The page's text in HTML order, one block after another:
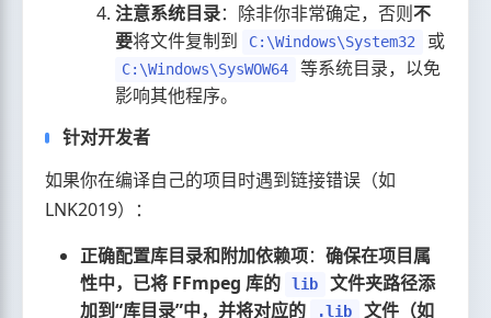
注意系统目录：除非你非常确定，否则不
要将文件复制到 C:\Windows\System32 或
C:\Windows\SysWOW64
等系统目录，以免
影响其他程序。
针对开发者
如果你在编译自己的项目时遇到链接错误（如
LNK2019）：
正确配置库目录和附加依赖项： 确保在项目属
性中，已将 FFmpeg 库的
lib
文件夹路径添
加到“库目录”中，并将对应的
.lib 文件（如